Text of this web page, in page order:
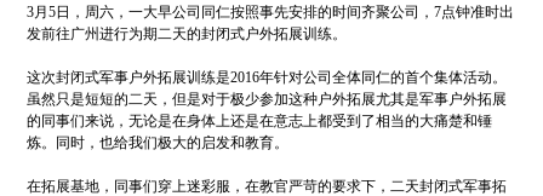
3月5日，周六，一大早公司同仁按照事先安排的时间齐聚公司，7点钟准时出
发前往广州进行为期二天的封闭式户外拓展训练。
这次封闭式军事户外拓展训练是2016年针对公司全体同仁的首个集体活动。
虽然只是短短的二天，但是对于极少参加这种户外拓展尤其是军事户外拓展
的同事们来说，无论是在身体上还是在意志上都受到了相当的大痛楚和锤
炼。同时，也给我们极大的启发和教育。
在拓展基地，同事们穿上迷彩服，在教官严苛的要求下，二天封闭式军事拓